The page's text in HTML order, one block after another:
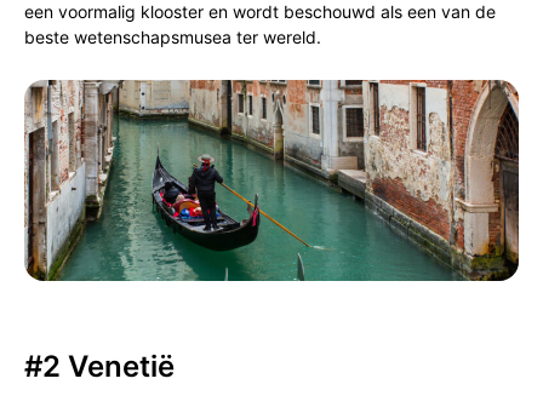
een voormalig klooster en wordt beschouwd als een van de
beste wetenschapsmusea ter wereld.
#2 Venetië